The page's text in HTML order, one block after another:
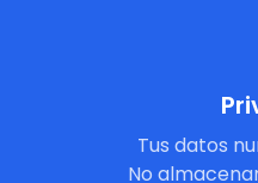
Tus datos
No